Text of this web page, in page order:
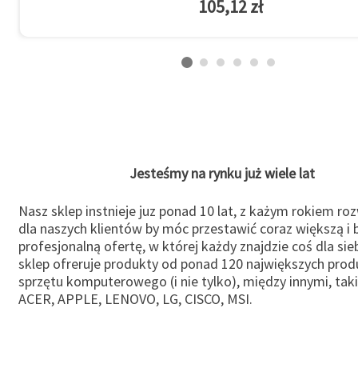
105,12 zł
Jesteśmy na rynku już wiele lat
Nasz sklep instnieje juz ponad 10 lat, z każym rokiem
dla naszych klientów by móc przestawić coraz większą i
profesjonalną ofertę, w której każdy znajdzie coś dla
sklep ofreruje produkty od ponad 120 największych
sprzętu komputerowego (i nie tylko), między innymi,
ACER, APPLE, LENOVO, LG, CISCO, MSI.